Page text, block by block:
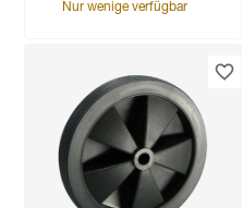
Nur wenige verfügbar